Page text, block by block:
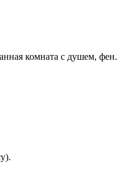
комната с душем, фен.